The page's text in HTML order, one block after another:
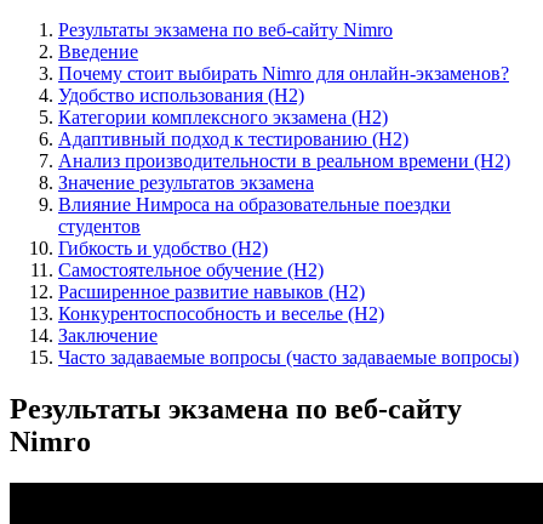
Результаты экзамена по веб-сайту Nimro
Введение
Почему стоит выбирать Nimro для онлайн-экзаменов?
Удобство использования (H2)
Категории комплексного экзамена (H2)
Адаптивный подход к тестированию (H2)
Анализ производительности в реальном времени (H2)
Значение результатов экзамена
Влияние Нимроса на образовательные поездки
студентов
Гибкость и удобство (H2)
Самостоятельное обучение (H2)
Расширенное развитие навыков (H2)
Конкурентоспособность и веселье (H2)
Заключение
Часто задаваемые вопросы (часто задаваемые вопросы)
Результаты экзамена по веб-сайту
Nimro